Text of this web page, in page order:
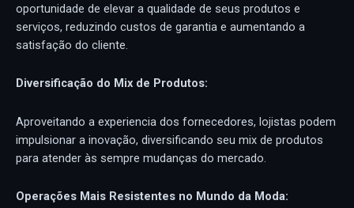
oportunidade de elevar a qualidade de seus produtos e
serviços, reduzindo custos de garantia e aumentando a
satisfação do cliente.
Diversificação do Mix de Produtos:
Aproveitando a experiencia dos fornecedores, lojistas podem
impulsionar a inovação, diversificando seu mix de produtos
para atender às sempre mudanças do mercado.
Operações Mais Resistentes no Mundo da Moda: